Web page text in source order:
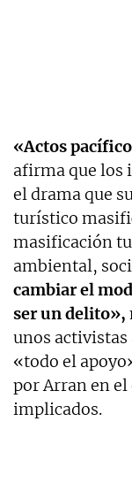
«Actos
afirma que los
el drama que
turístico
masificación
ambiental,
cambiar el
ser un delito»,
unos activistas
«todo el
por Arran en el
implicados.